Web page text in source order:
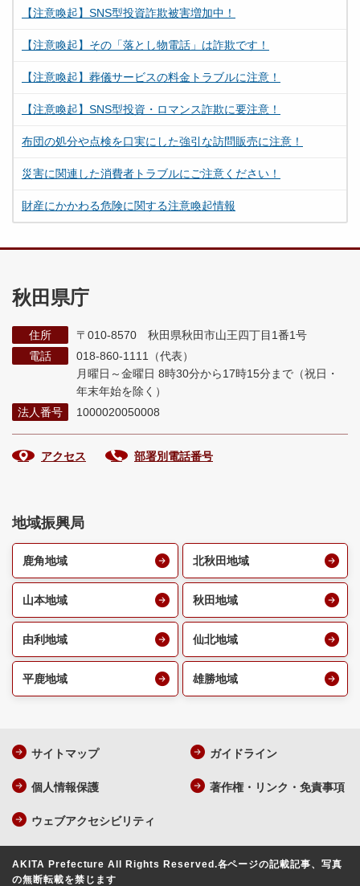
【注意喚起】SNS型投資詐欺被害増加中！
【注意喚起】その「落とし物電話」は詐欺です！
【注意喚起】葬儀サービスの料金トラブルに注意！
【注意喚起】SNS型投資・ロマンス詐欺に要注意！
布団の処分や点検を口実にした強引な訪問販売に注意！
災害に関連した消費者トラブルにご注意ください！
財産にかかわる危険に関する注意喚起情報
秋田県庁
住所
〒010-8570 秋田県秋田市山王四丁目1番1号
電話
018-860-1111（代表）
月曜日～金曜日 8時30分から17時15分まで （祝日・
年末年始を除く）
法人番号
1000020050008
アクセス 部署別電話番号
地域振興局
鹿角地域 北秋田地域
山本地域 秋田地域
由利地域 仙北地域
平鹿地域 雄勝地域
サイトマップ ガイドライン
個人情報保護 著作権・リンク・免責事項
ウェブアクセシビリティ
AKITA Prefecture All Rights Reserved.各ページの記載記事、写真
の無断転載を禁じます